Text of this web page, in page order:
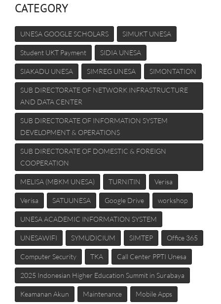
CATEGORY
UNESA GOOGLE SCHOLARS SIMUKT UNESA
Student UKT Payment SIDIA UNESA
SIAKADU UNESA SIMREG UNESA SIMONTATION
SUB DIRECTORATE OF NETWORK INFRASTRUCTURE
AND DATA CENTER
SUB DIRECTORATE OF INFORMATION SYSTEM
DEVELOPMENT & OPERATIONS
SUB DIRECTORATE OF DOMESTIC & FOREIGN
COOPERATION
MELISA (MBKM UNESA) TURNITIN Verisa
Verisa SATUUNESA Google Drive workshop
UNESA ACADEMIC INFORMATION SYSTEM
UNESAWIFI SYMUDICIUM SIMTEP Office 365
Computer Security TKA Call Center PPTI Unesa
2025 Indonesian Higher Education Summit in Surabaya
Keamanan Akun Maintenance Mobile Apps